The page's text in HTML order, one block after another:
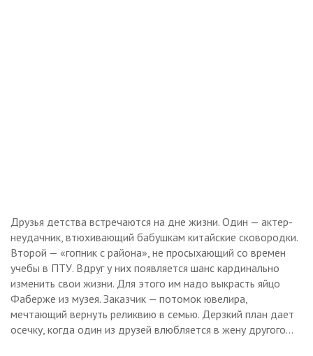
Друзья детства встречаются на дне жизни. Один — актер-
неудачник, втюхивающий бабушкам китайские сковородки.
Второй — «гопник с района», не просыхающий со времен
учебы в ПТУ. Вдруг у них появляется шанс кардинально
изменить свои жизни. Для этого им надо выкрасть яйцо
Фаберже из музея. Заказчик — потомок ювелира,
мечтающий вернуть реликвию в семью. Дерзкий план дает
осечку, когда один из друзей влюбляется в жену другого…